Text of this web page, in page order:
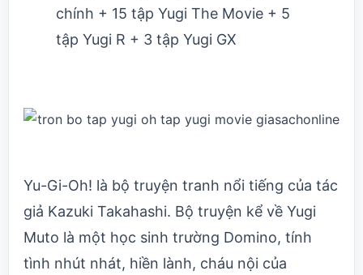
chính + 15 tập Yugi The Movie + 5
tập Yugi R + 3 tập Yugi GX
Yu-Gi-Oh! là bộ truyện tranh nổi tiếng của tác
giả Kazuki Takahashi. Bộ truyện kể về Yugi
Muto là một học sinh trường Domino, tính
tình nhút nhát, hiền lành, cháu nội của